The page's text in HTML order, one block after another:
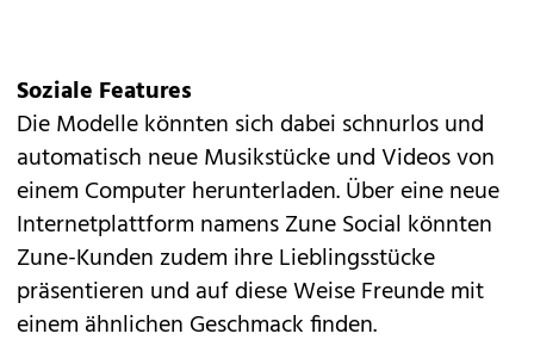
Soziale Features
Die Modelle könnten sich dabei schnurlos und
automatisch neue Musikstücke und Videos von
einem Computer herunterladen. Über eine neue
Internetplattform namens Zune Social könnten
Zune-Kunden zudem ihre Lieblingsstücke
präsentieren und auf diese Weise Freunde mit
einem ähnlichen Geschmack finden.